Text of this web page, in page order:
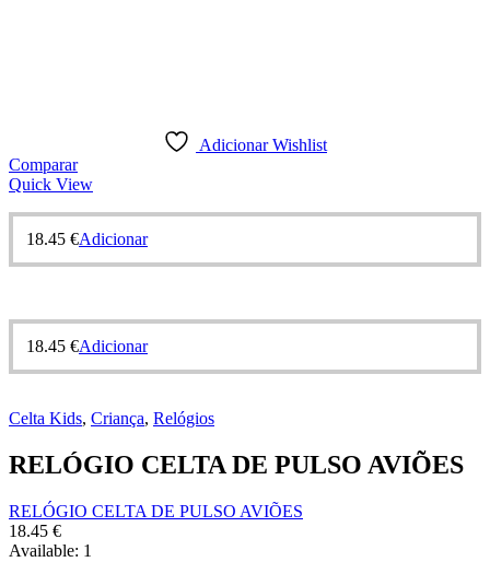
Adicionar Wishlist
Comparar
Quick View
18.45 €Adicionar
18.45 €Adicionar
Celta Kids, Criança, Relógios
RELÓGIO CELTA DE PULSO AVIÕES
RELÓGIO CELTA DE PULSO AVIÕES
18.45 €
Available: 1